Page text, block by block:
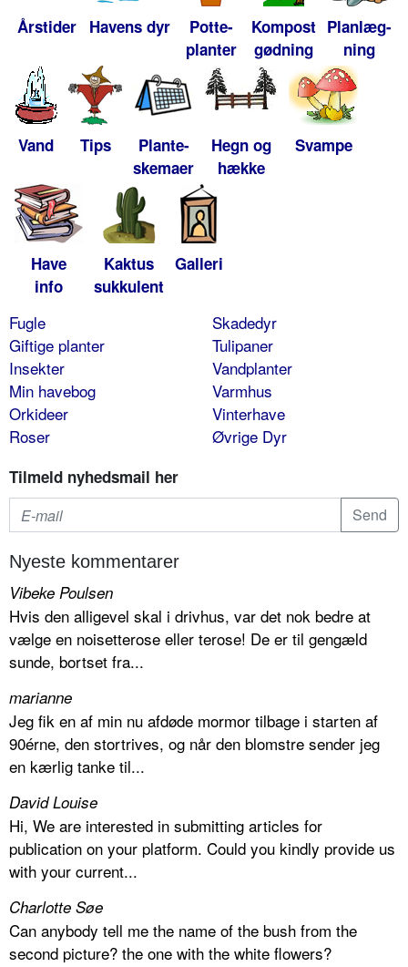
Årstider Havens dyr
Potte-
planter
Kompost
gødning
Planlæg-
ning
Vand Tips
Plante-
skemaer
Hegn og
hække
Svampe
Have
info
Kaktus
sukkulent
Galleri
Fugle
Giftige planter
Insekter
Min havebog
Orkideer
Roser
Skadedyr
Tulipaner
Vandplanter
Varmhus
Vinterhave
Øvrige Dyr
Tilmeld nyhedsmail her
Nyeste kommentarer
Vibeke Poulsen
Hvis den alligevel skal i drivhus, var det nok bedre at
vælge en noisetterose eller terose! De er til gengæld
sunde, bortset fra...
marianne
Jeg fik en af min nu afdøde mormor tilbage i starten af
90érne, den stortrives, og når den blomstre sender jeg
en kærlig tanke til...
David Louise
Hi, We are interested in submitting articles for
publication on your platform. Could you kindly provide us
with your current...
Charlotte Søe
Can anybody tell me the name of the bush from the
second picture? the one with the white flowers?